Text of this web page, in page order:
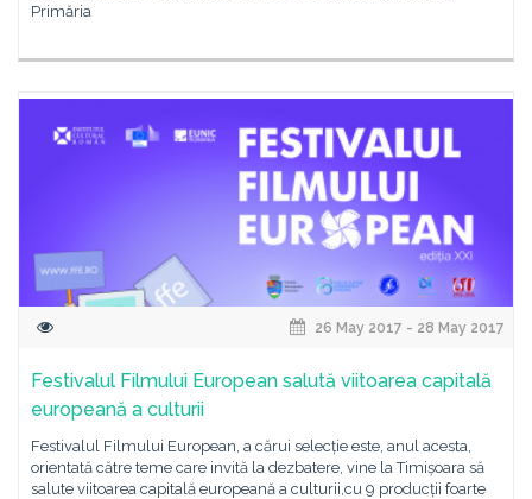
Primăria
26 May 2017 - 28 May 2017
Festivalul Filmului European salută viitoarea capitală
europeană a culturii
Festivalul Filmului European, a cărui selecție este, anul acesta,
orientată către teme care invită la dezbatere, vine la Timișoara să
salute viitoarea capitală europeană a culturii,cu 9 producții foarte